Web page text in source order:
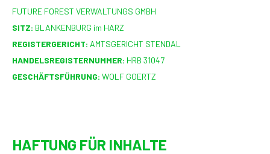
FUTURE FOREST VERWALTUNGS GMBH
SITZ: BLANKENBURG im HARZ
REGISTERGERICHT: AMTSGERICHT STENDAL
HANDELSREGISTERNUMMER: HRB 31047
GESCHÄFTSFÜHRUNG: WOLF GOERTZ
HAFTUNG FÜR INHALTE